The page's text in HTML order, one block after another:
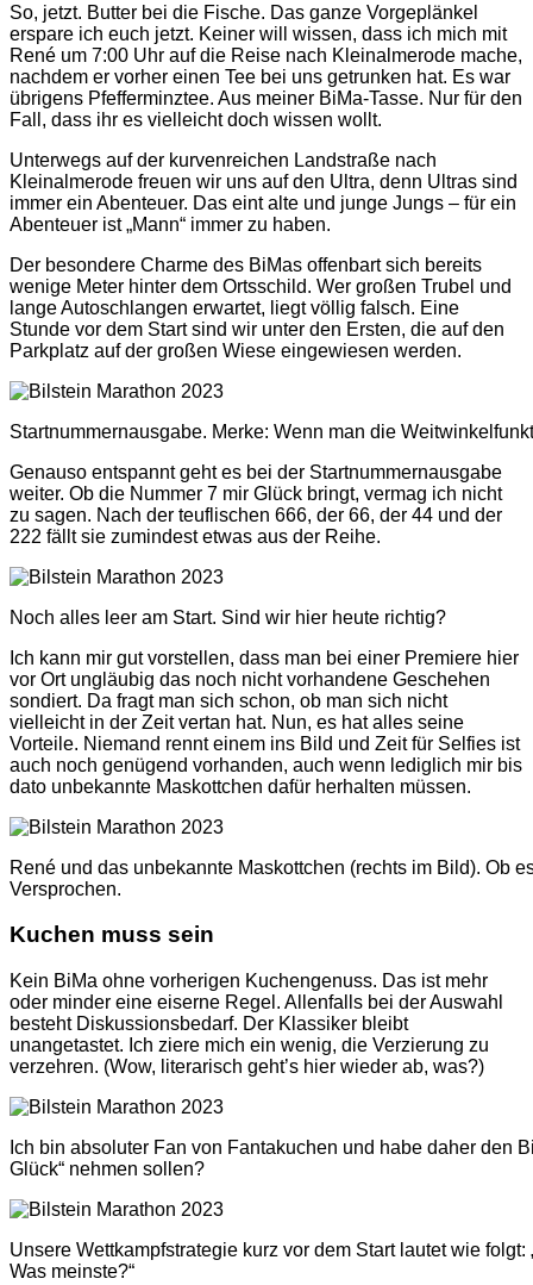
So, jetzt. Butter bei die Fische. Das ganze Vorgeplänkel
erspare ich euch jetzt. Keiner will wissen, dass ich mich mit
René um 7:00 Uhr auf die Reise nach Kleinalmerode mache,
nachdem er vorher einen Tee bei uns getrunken hat. Es war
übrigens Pfefferminztee. Aus meiner BiMa-Tasse. Nur für den
Fall, dass ihr es vielleicht doch wissen wollt.
Unterwegs auf der kurvenreichen Landstraße nach
Kleinalmerode freuen wir uns auf den Ultra, denn Ultras sind
immer ein Abenteuer. Das eint alte und junge Jungs – für ein
Abenteuer ist „Mann“ immer zu haben.
Der besondere Charme des BiMas offenbart sich bereits
wenige Meter hinter dem Ortsschild. Wer großen Trubel und
lange Autoschlangen erwartet, liegt völlig falsch. Eine
Stunde vor dem Start sind wir unter den Ersten, die auf den
Parkplatz auf der großen Wiese eingewiesen werden.
Startnummernausgabe. Merke: Wenn man die
Genauso entspannt geht es bei der Startnummernausgabe
weiter. Ob die Nummer 7 mir Glück bringt, vermag ich nicht
zu sagen. Nach der teuflischen 666, der 66, der 44 und der
222 fällt sie zumindest etwas aus der Reihe.
Noch alles leer am Start. Sind wir hier heute richtig?
Ich kann mir gut vorstellen, dass man bei einer Premiere hier
vor Ort ungläubig das noch nicht vorhandene Geschehen
sondiert. Da fragt man sich schon, ob man sich nicht
vielleicht in der Zeit vertan hat. Nun, es hat alles seine
Vorteile. Niemand rennt einem ins Bild und Zeit für Selfies ist
auch noch genügend vorhanden, auch wenn lediglich mir bis
dato unbekannte Maskottchen dafür herhalten müssen.
René und das unbekannte Maskottchen (rechts im Bild). Ob
Versprochen.
Kuchen muss sein
Kein BiMa ohne vorherigen Kuchengenuss. Das ist mehr
oder minder eine eiserne Regel. Allenfalls bei der Auswahl
besteht Diskussionsbedarf. Der Klassiker bleibt
unangetastet. Ich ziere mich ein wenig, die Verzierung zu
verzehren. (Wow, literarisch geht’s hier wieder ab, was?)
Ich bin absoluter Fan von Fantakuchen und habe daher den
Glück“ nehmen sollen?
Unsere Wettkampfstrategie kurz vor dem Start lautet wie
Was meinste?“